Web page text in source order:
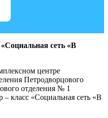
сеть «В
центре
Петродворцового
отделения № 1
– класс «Социальная сеть «В